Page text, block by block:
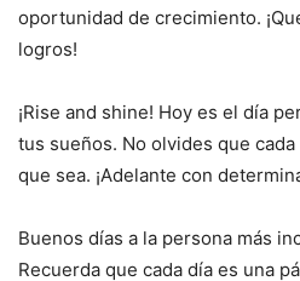
oportunidad de crecimiento.
logros!
¡Rise and shine! Hoy es el día
tus sueños. No olvides que
que sea. ¡Adelante con
Buenos días a la persona más
Recuerda que cada día es una